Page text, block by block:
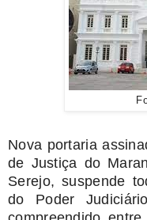
Nova portaria
de Justiça do
Serejo, suspende
do Poder